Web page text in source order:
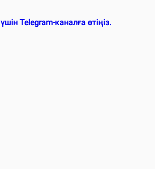
Telegram-каналға өтіңіз.